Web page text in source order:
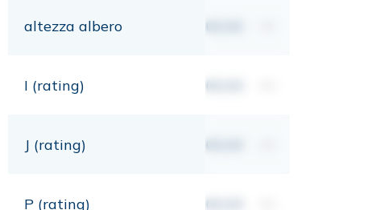
altezza albero 00,00
I (rating) 00,00
J (rating) 00,00
P (rating) 00,00